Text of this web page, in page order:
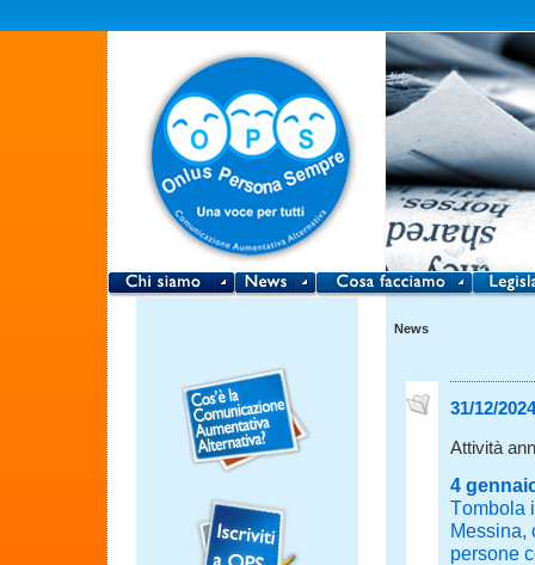
News
31/12/2024
Attività
4
Tombola
Messina,
persone